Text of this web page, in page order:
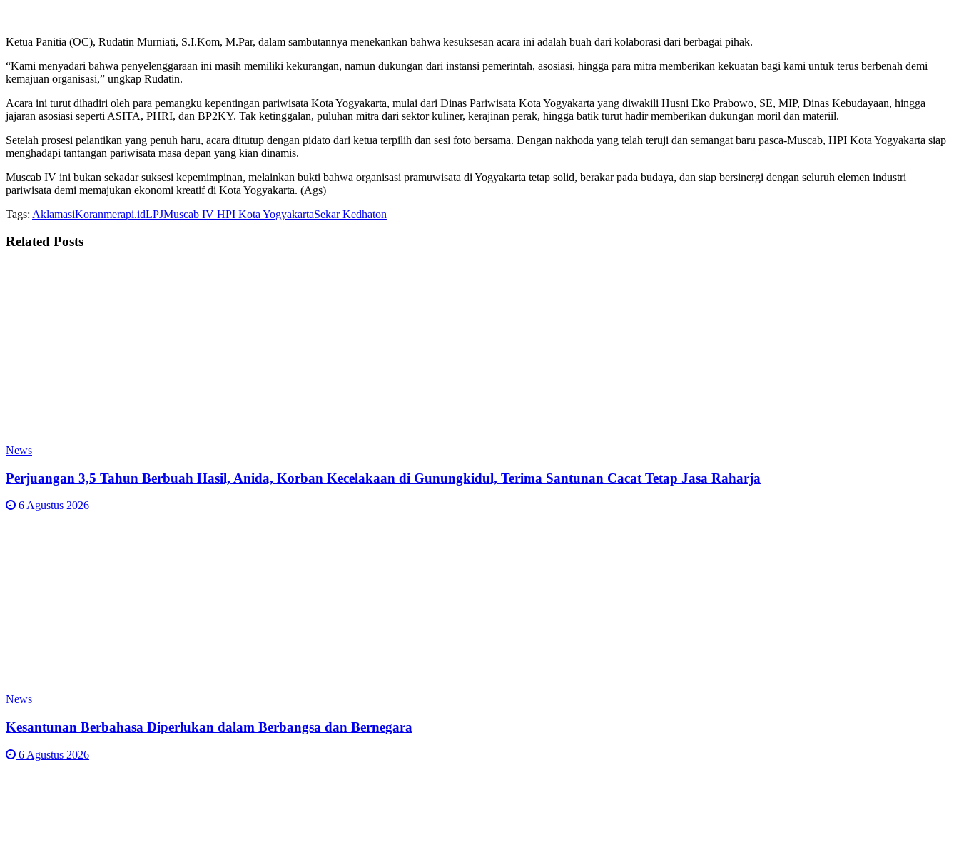
Ketua Panitia (OC), Rudatin Murniati, S.I.Kom, M.Par, dalam sambutannya menekankan bahwa kesuksesan acara ini adalah buah dari kolaborasi dari berbagai pihak.
“Kami menyadari bahwa penyelenggaraan ini masih memiliki kekurangan, namun dukungan dari instansi pemerintah, asosiasi, hingga para mitra memberikan kekuatan bagi kami untuk terus berbenah demi
kemajuan organisasi,” ungkap Rudatin.
Acara ini turut dihadiri oleh para pemangku kepentingan pariwisata Kota Yogyakarta, mulai dari Dinas Pariwisata Kota Yogyakarta yang diwakili Husni Eko Prabowo, SE, MIP, Dinas Kebudayaan, hingga
jajaran asosiasi seperti ASITA, PHRI, dan BP2KY. Tak ketinggalan, puluhan mitra dari sektor kuliner, kerajinan perak, hingga batik turut hadir memberikan dukungan moril dan materiil.
Setelah prosesi pelantikan yang penuh haru, acara ditutup dengan pidato dari ketua terpilih dan sesi foto bersama. Dengan nakhoda yang telah teruji dan semangat baru pasca-Muscab, HPI Kota Yogyakarta siap
menghadapi tantangan pariwisata masa depan yang kian dinamis.
Muscab IV ini bukan sekadar suksesi kepemimpinan, melainkan bukti bahwa organisasi pramuwisata di Yogyakarta tetap solid, berakar pada budaya, dan siap bersinergi dengan seluruh elemen industri
pariwisata demi memajukan ekonomi kreatif di Kota Yogyakarta. (Ags)
Tags: AklamasiKoranmerapi.idLPJMuscab IV HPI Kota YogyakartaSekar Kedhaton
Related Posts
News
Perjuangan 3,5 Tahun Berbuah Hasil, Anida, Korban Kecelakaan di Gunungkidul, Terima Santunan Cacat Tetap Jasa Raharja
6 Agustus 2026
News
Kesantunan Berbahasa Diperlukan dalam Berbangsa dan Bernegara
6 Agustus 2026